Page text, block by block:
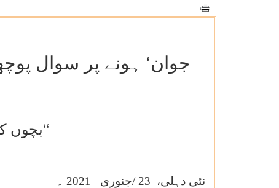
’’بچوں کی معصومیت کو محفوظ اور برقرار رکھا جانا چاہئے‘‘
نئی دہلی، 23
/جنوری 2021 ۔